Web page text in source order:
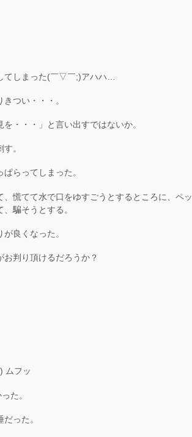
てしまった(￣▽￣;)アハハ…
つい・・・。
・・・」と言い出すではないか。
。
らってしまった。
慌てて水で口をゆすごうとするところに、ペッ
騙そうとする。
良くなった。
判り頂けるだろうか？
ムフッ
た。
った。